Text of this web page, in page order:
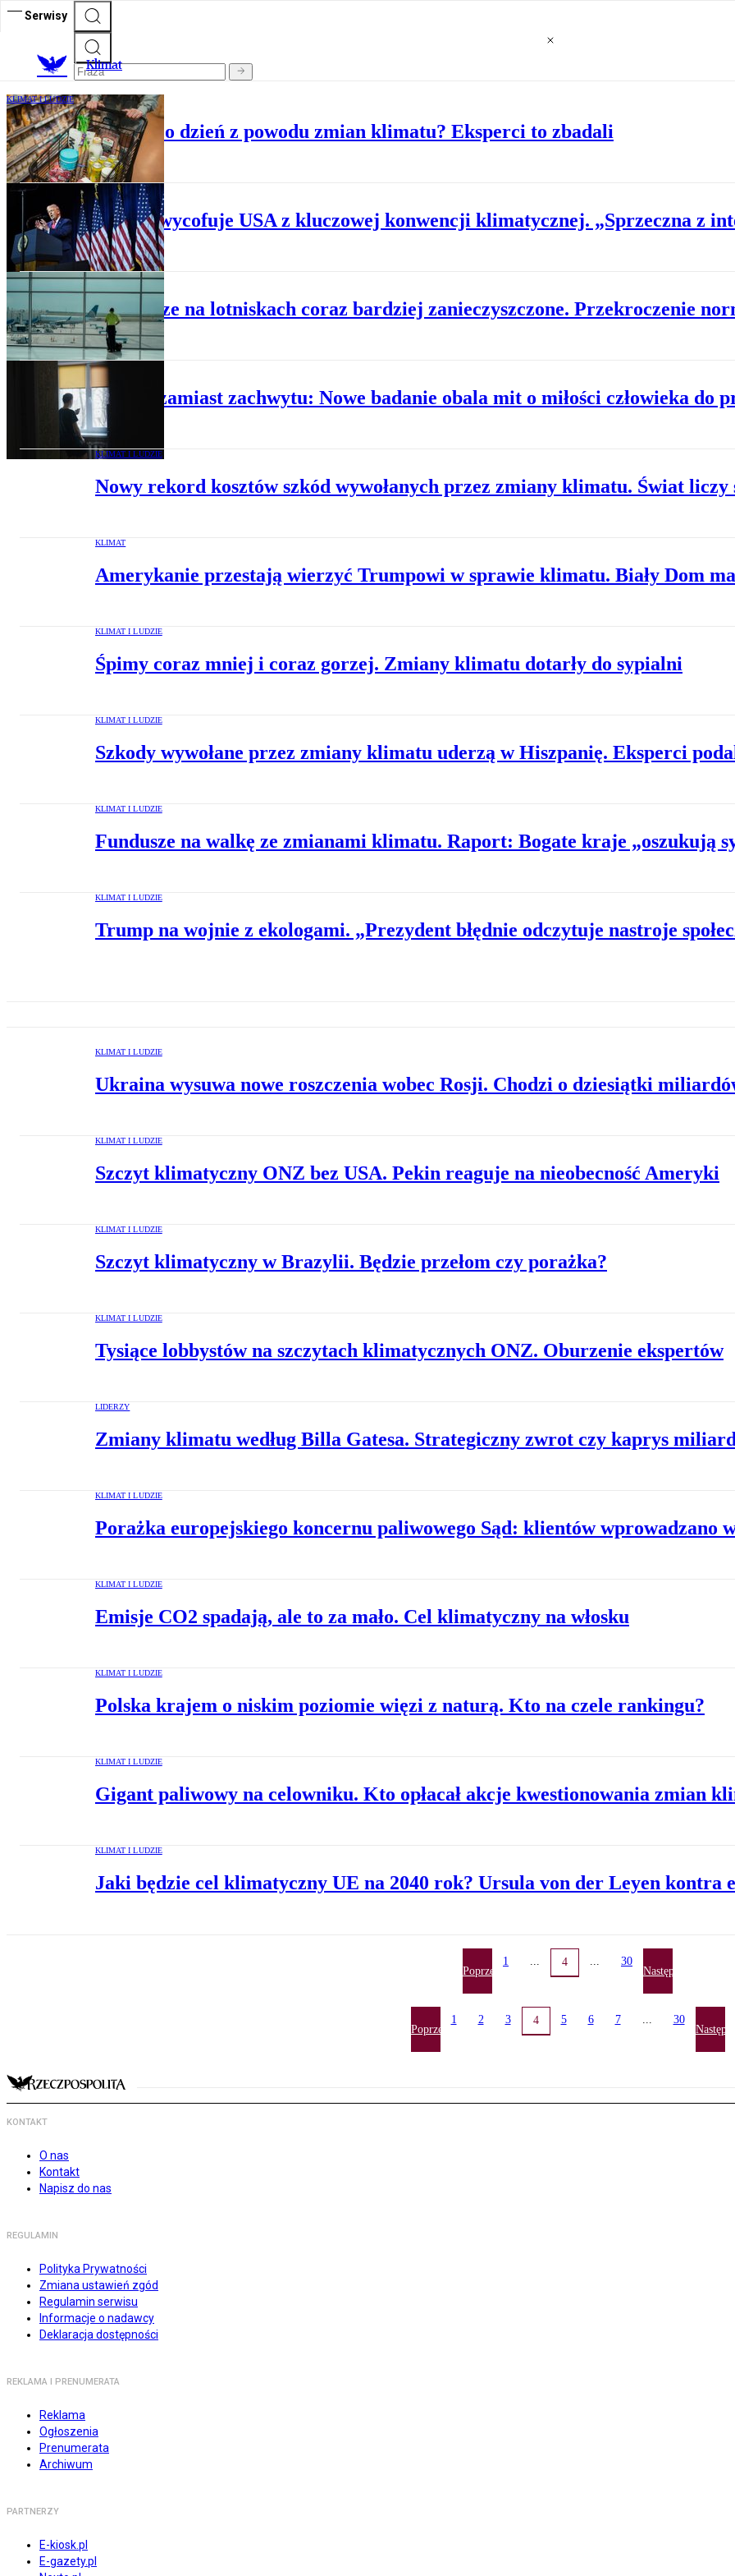
Serwisy
Klimat
KLIMAT I LUDZIE
Ile dopłacamy na co dzień z powodu zmian klimatu? Eksperci to zbadali
LIDERZY
Trump wycofuje USA z kluczowej konwencji klimatycznej. „Sprzeczna z
KLIMAT I LUDZIE
Powietrze na lotniskach coraz bardziej zanieczyszczone. Przekroczenie
KLIMAT I LUDZIE
Wstręt zamiast zachwytu: Nowe badanie obala mit o miłości człowieka do
KLIMAT I LUDZIE
Nowy rekord kosztów szkód wywołanych przez zmiany klimatu. Świat
KLIMAT
Amerykanie przestają wierzyć Trumpowi w sprawie klimatu. Biały Dom
KLIMAT I LUDZIE
Śpimy coraz mniej i coraz gorzej. Zmiany klimatu dotarły do sypialni
KLIMAT I LUDZIE
Szkody wywołane przez zmiany klimatu uderzą w Hiszpanię. Eksperci
KLIMAT I LUDZIE
Fundusze na walkę ze zmianami klimatu. Raport: Bogate kraje „oszukują
KLIMAT I LUDZIE
Trump na wojnie z ekologami. „Prezydent błędnie odczytuje nastroje
KLIMAT I LUDZIE
Ukraina wysuwa nowe roszczenia wobec Rosji. Chodzi o dziesiątki
KLIMAT I LUDZIE
Szczyt klimatyczny ONZ bez USA. Pekin reaguje na nieobecność Ameryki
KLIMAT I LUDZIE
Szczyt klimatyczny w Brazylii. Będzie przełom czy porażka?
KLIMAT I LUDZIE
Tysiące lobbystów na szczytach klimatycznych ONZ. Oburzenie ekspertów
LIDERZY
Zmiany klimatu według Billa Gatesa. Strategiczny zwrot czy kaprys
KLIMAT I LUDZIE
Porażka europejskiego koncernu paliwowego Sąd: klientów wprowadzano
KLIMAT I LUDZIE
Emisje CO2 spadają, ale to za mało. Cel klimatyczny na włosku
KLIMAT I LUDZIE
Polska krajem o niskim poziomie więzi z naturą. Kto na czele rankingu?
KLIMAT I LUDZIE
Gigant paliwowy na celowniku. Kto opłacał akcje kwestionowania zmian
KLIMAT I LUDZIE
Jaki będzie cel klimatyczny UE na 2040 rok? Ursula von der Leyen kontra
Poprzednia
1 ... 4 ... 30
Następna
Poprzednia
1 2 3 4 5 6 7 ... 30
Następna
KONTAKT
O nas
Kontakt
Napisz do nas
REGULAMIN
Polityka Prywatności
Zmiana ustawień zgód
Regulamin serwisu
Informacje o nadawcy
Deklaracja dostępności
REKLAMA I PRENUMERATA
Reklama
Ogłoszenia
Prenumerata
Archiwum
PARTNERZY
E-kiosk.pl
E-gazety.pl